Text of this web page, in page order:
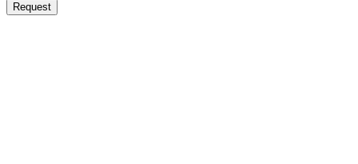
Request